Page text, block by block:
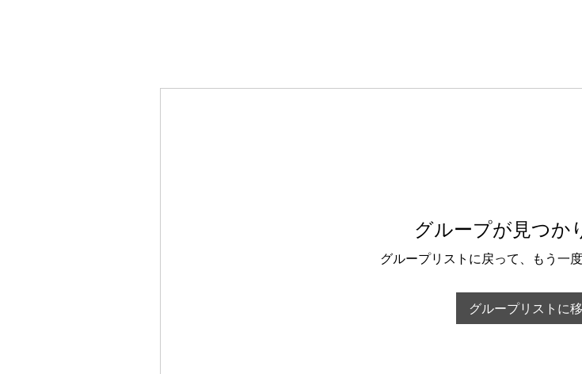
グループが見つか
グループリストに戻って、もう一
グループリストに